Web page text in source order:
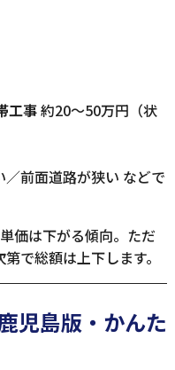
工事約20〜50万円（状
前面道路が狭い などで
価は下がる傾向。ただ
第で総額は上下します。
児島版・かんた